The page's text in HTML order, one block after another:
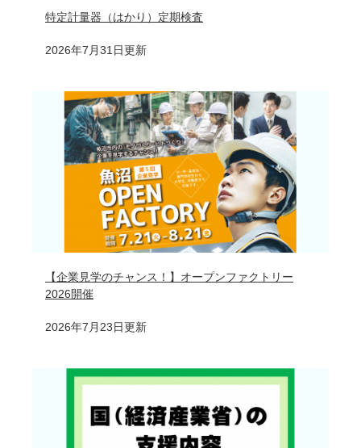
特定計量器（はかり）定期検査
2026年7月31日更新
【企業見学のチャンス！】オープンファクトリー
2026開催
2026年7月23日更新